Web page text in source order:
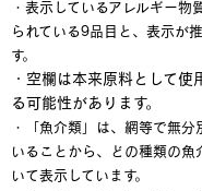
・表示しているアレルギー
られている9品目と、表示が
す。
・空欄は本来原料として
る可能性があります。
・「魚介類」は、網等で無
いることから、どの種類の
いて表示しています。